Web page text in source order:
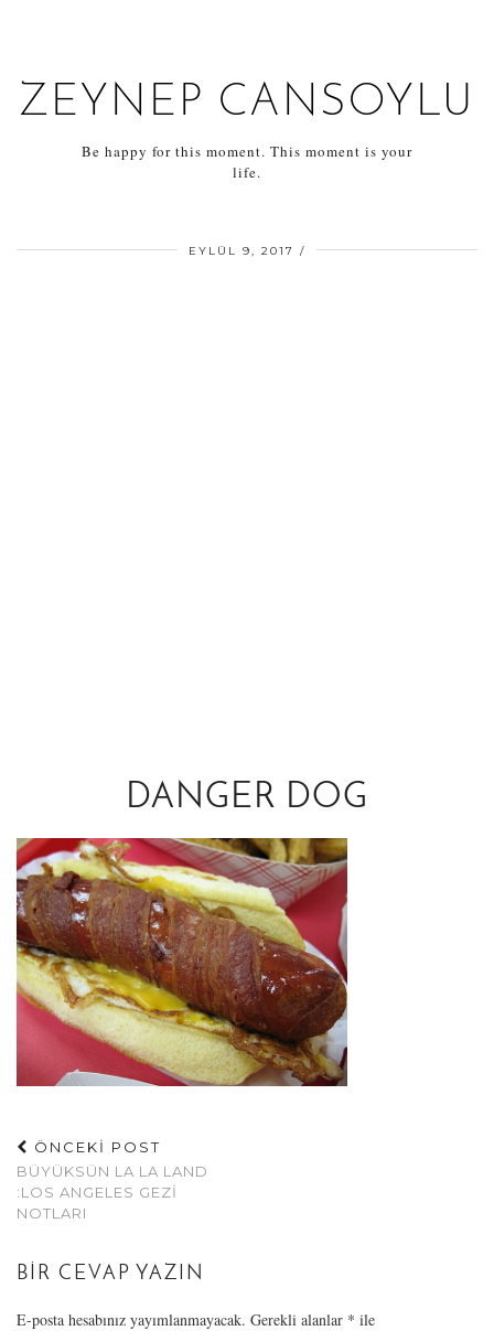
ZEYNEP CANSOYLU
Be happy for this moment. This moment is your
life.
EYLÜL 9, 2017
DANGER DOG
ÖNCEKİ POST
BÜYÜKSÜN LA LA LAND
:LOS ANGELES GEZI
NOTLARI
BIR CEVAP YAZIN
E-posta hesabınız yayımlanmayacak. Gerekli alanlar * ile